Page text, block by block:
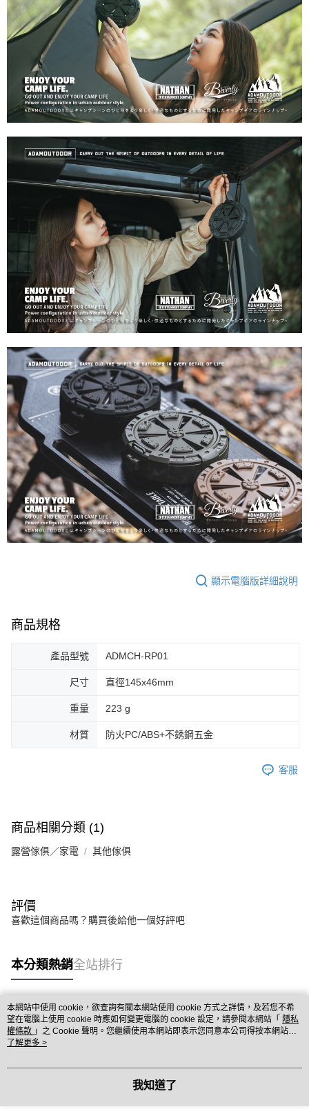
顯示電腦版詳細說明
商品規格
產品型號 ADMCH-RP01
尺寸 直徑145x46mm
重量 223 g
材質 防火PC/ABS+不銹鋼五金
客服
商品相關分類 (1)
露營傢俱／家電 其他傢俱
評價
喜歡這個商品嗎？購買後給他一個好評吧
本分類熱銷全站排行
熱門標籤
本網站中使用 cookie，欲查詢有關本網站使用 cookie 方式之詳情，及若您不希
望在電腦上使用 cookie 時應如何變更電腦的 cookie 設定，請參閱本網站「 隱私
權條款 」之 Cookie 聲明。您繼續使用本網站即表示您同意本公司得按本網站使
用條款之 Cookie 聲明使用 cookie。
了解更多 >
我知道了